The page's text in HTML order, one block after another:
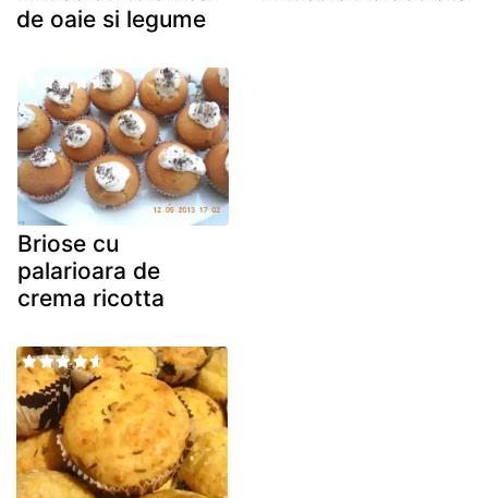
de oaie si legume
Briose cu
palarioara de
crema ricotta